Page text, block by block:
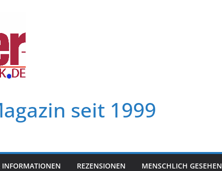
seit 1999
INFORMATIONEN REZENSIONEN MENSCHLICH GESEHEN